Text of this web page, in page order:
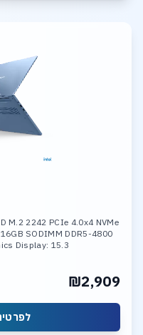
M.2 2242 PCIe 4.0x4 NVMe
SODIMM DDR5-4800
Display: 15.3
₪2,909